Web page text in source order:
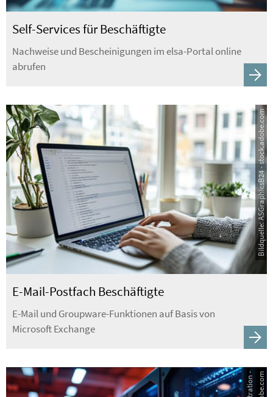
Self-Services für Beschäftigte
Nachweise und Bescheinigungen im elsa-Portal online
abrufen
E-Mail-Postfach Beschäftigte
E-Mail und Groupware-Funktionen auf Basis von
Microsoft Exchange
Bildquelle: ASGraphicsB24 - stock.adobe.com